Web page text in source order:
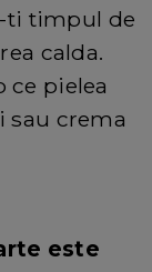
ti timpul de
calda.
pielea
sau crema
este